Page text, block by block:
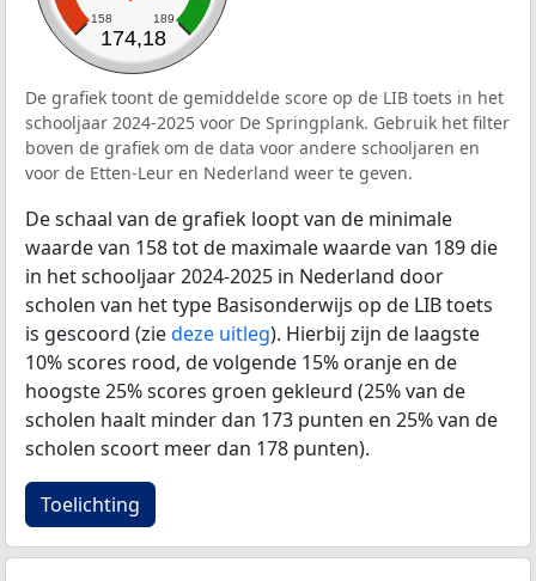
158 189
174,18
De grafiek toont de gemiddelde score op de LIB toets in het
schooljaar 2024-2025 voor De Springplank. Gebruik het filter
boven de grafiek om de data voor andere schooljaren en
voor de Etten-Leur en Nederland weer te geven.
De schaal van de grafiek loopt van de minimale
waarde van 158 tot de maximale waarde van 189 die
in het schooljaar 2024-2025 in Nederland door
scholen van het type Basisonderwijs op de LIB toets
is gescoord (ziedeze uitleg). Hierbij zijn de laagste
10% scores rood, de volgende 15% oranje en de
hoogste 25% scores groen gekleurd (25% van de
scholen haalt minder dan 173 punten en 25% van de
scholen scoort meer dan 178 punten).
Toelichting